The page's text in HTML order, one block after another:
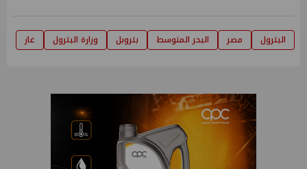
البترول مصر البحر المتوسط بتروبل وزارة البترول غاز